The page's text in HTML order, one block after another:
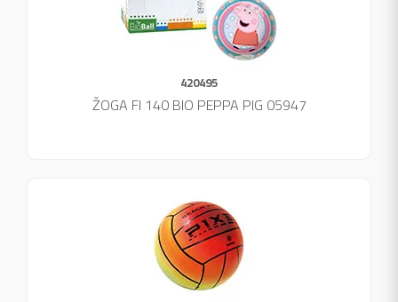
420495
ŽOGA FI 140 BIO PEPPA PIG 05947